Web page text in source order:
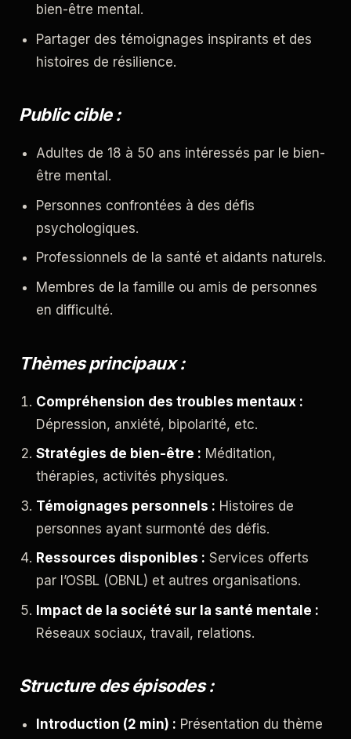
bien-être mental.
Partager des témoignages inspirants et des
histoires de résilience.
Public cible :
Adultes de 18 à 50 ans intéressés par le bien-
être mental.
Personnes confrontées à des défis
psychologiques.
Professionnels de la santé et aidants naturels.
Membres de la famille ou amis de personnes
en difficulté.
Thèmes principaux :
Compréhension des troubles mentaux :
Dépression, anxiété, bipolarité, etc.
Stratégies de bien-être : Méditation,
thérapies, activités physiques.
Témoignages personnels : Histoires de
personnes ayant surmonté des défis.
Ressources disponibles : Services offerts
par l’OSBL (OBNL) et autres organisations.
Impact de la société sur la santé mentale :
Réseaux sociaux, travail, relations.
Structure des épisodes :
Introduction (2 min) : Présentation du thème